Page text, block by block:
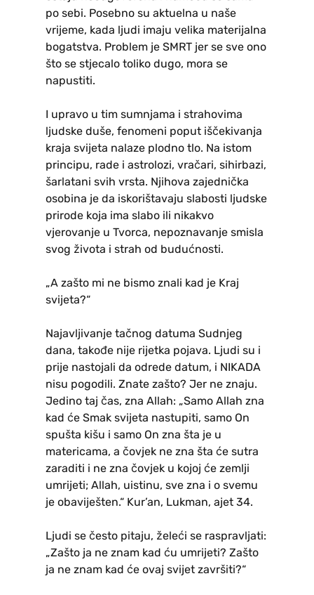
po sebi. Posebno su aktuelna u naše
vrijeme, kada ljudi imaju velika materijalna
bogatstva. Problem je SMRT jer se sve ono
što se stjecalo toliko dugo, mora se
napustiti.
I upravo u tim sumnjama i strahovima
ljudske duše, fenomeni poput iščekivanja
kraja svijeta nalaze plodno tlo. Na istom
principu, rade i astrolozi, vračari, sihirbazi,
šarlatani svih vrsta. Njihova zajednička
osobina je da iskorištavaju slabosti ljudske
prirode koja ima slabo ili nikakvo
vjerovanje u Tvorca, nepoznavanje smisla
svog života i strah od budućnosti.
„A zašto mi ne bismo znali kad je Kraj
svijeta?“
Najavljivanje tačnog datuma Sudnjeg
dana, takođe nije rijetka pojava. Ljudi su i
prije nastojali da odrede datum, i NIKADA
nisu pogodili. Znate zašto? Jer ne znaju.
Jedino taj čas, zna Allah: „Samo Allah zna
kad će Smak svijeta nastupiti, samo On
spušta kišu i samo On zna šta je u
matericama, a čovjek ne zna šta će sutra
zaraditi i ne zna čovjek u kojoj će zemlji
umrijeti; Allah, uistinu, sve zna i o svemu
je obaviješten.“ Kur’an, Lukman, ajet 34.
Ljudi se često pitaju, želeći se raspravljati:
„Zašto ja ne znam kad ću umrijeti? Zašto
ja ne znam kad će ovaj svijet završiti?“